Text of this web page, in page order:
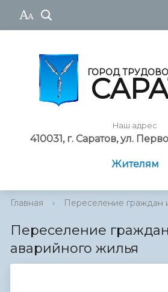
ГОРОД
Наш адрес
410031, г. Саратов, ул.
Жителям
Главная › Переселение граждан
Переселение
аварийного жилья